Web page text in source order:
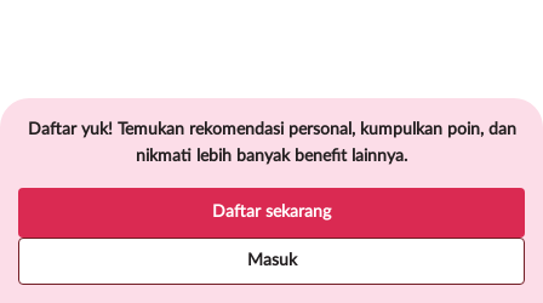
Daftar yuk! Temukan rekomendasi personal, kumpulkan poin, dan
nikmati lebih banyak benefit lainnya.
Daftar sekarang
Masuk